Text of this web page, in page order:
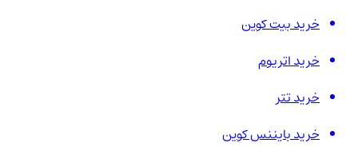
خرید بیت کوین
خرید اتریوم
خرید تتر
خرید بایننس کوین